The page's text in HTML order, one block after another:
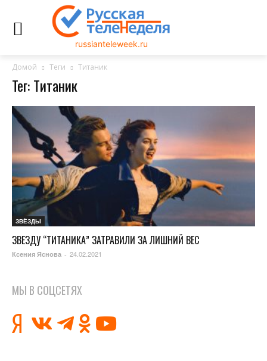
russianteleweek.ru
Домой Теги Титаник
Тег: Титаник
ЗВЁЗДЫ
ЗВЕЗДУ “ТИТАНИКА” ЗАТРАВИЛИ ЗА ЛИШНИЙ ВЕС
Ксения Яснова - 24.02.2021
МЫ В СОЦСЕТЯХ